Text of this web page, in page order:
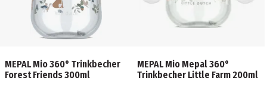
MEPAL Mio 360° Trinkbecher
Forest Friends 300ml
MEPAL Mio Mepal 360°
Trinkbecher Little Farm 200ml